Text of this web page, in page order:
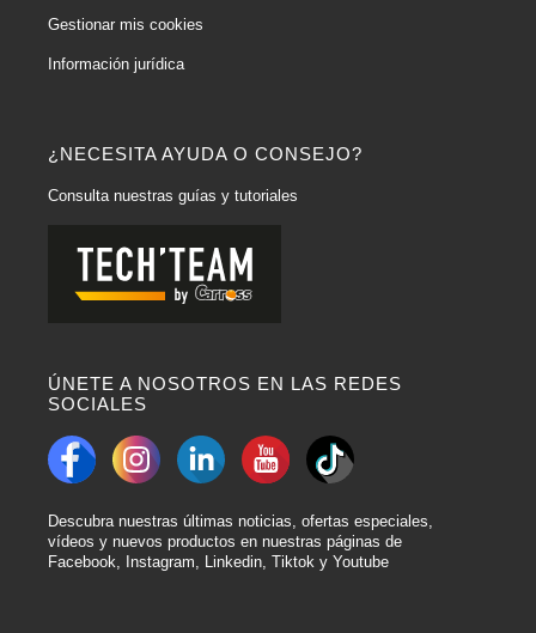
¿NECESITA AYUDA O CONSEJO?
Consulta nuestras guías y tutoriales
ÚNETE A NOSOTROS EN LAS REDES
SOCIALES
Descubra nuestras últimas noticias, ofertas especiales,
vídeos y nuevos productos en nuestras páginas de
Facebook, Instagram, Linkedin, Tiktok y Youtube
Gestionar mis cookies
Información jurídica